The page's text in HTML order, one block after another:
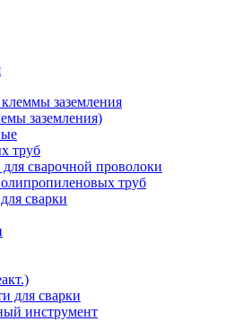
заземления
заземления)
труб
сварочной проволоки
труб
сварки
для сварки
инструмент